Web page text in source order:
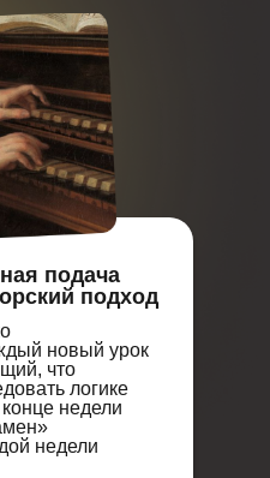
подача
подход
новый урок
что
логике
недели
недели